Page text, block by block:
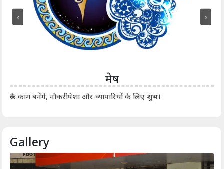
मेष
रुके काम बनेंगे, नौकरीपेशा और व्यापारियों के लिए शुभ।
‹ ›
Gallery